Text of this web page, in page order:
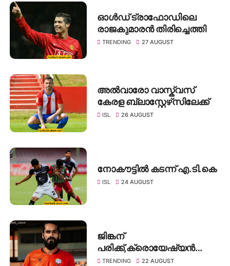
ഓൾഡ് ട്രാഫോഡിലെ
രാജകുമാരൻ തിരിച്ചെത്തി
TRENDING 27 AUGUST
അൽവാരോ വാസ്ക്വസ്
കേരള ബ്ലാസ്റ്റേഴ്‌സിലേക്ക്
ISL 26 AUGUST
നോകൗട്ടിൽ കടന്ന് എ.ടി.കെ
ISL 24 AUGUST
ജിങ്കന്
പരിക്ക്,ക്രൊയേഷ്യൻ
അരങ്ങേറ്റം ഇനിയും നീളും
TRENDING 22 AUGUST